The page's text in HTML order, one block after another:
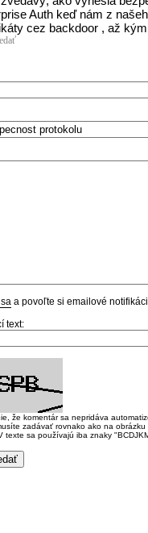
Auth keď nám z
cez backdoor , až
a povoľte si emailové
text:
že komentár sa nepridáva
zadávať rovnako ako na
texte sa používajú iba znaky